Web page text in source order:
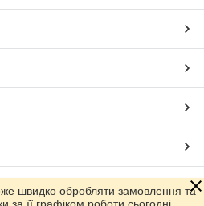
Prom.ua
швидко обробляти замовлення та